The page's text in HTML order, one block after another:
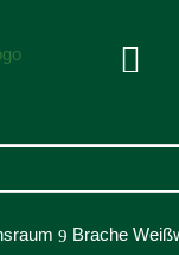

9 Brache